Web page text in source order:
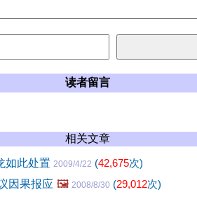
读者留言
相关文章
如此处置 2009/4/22 (42,675次)
因果报应 🖼️ 2008/8/30 (29,012次)